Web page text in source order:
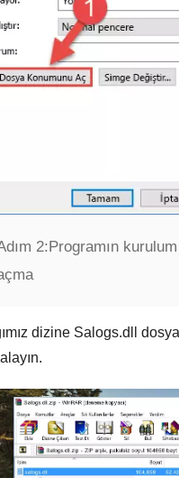
2:Programın
dizine Salogs.dll